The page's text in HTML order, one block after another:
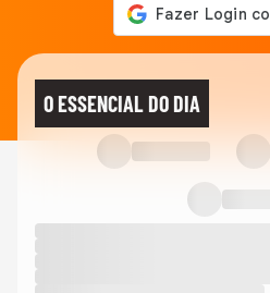
O ESSENCIAL DO DIA